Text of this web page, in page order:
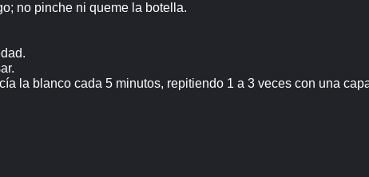
no pinche ni queme la botella.
la blanco cada 5 minutos, repitiendo 1 a 3 veces con una